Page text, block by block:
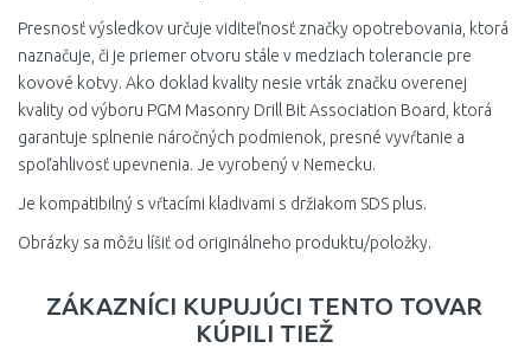
Presnosť výsledkov určuje viditeľnosť značky opotrebovania, ktorá
naznačuje, či je priemer otvoru stále v medziach tolerancie pre
kovové kotvy. Ako doklad kvality nesie vrták značku overenej
kvality od výboru PGM Masonry Drill Bit Association Board, ktorá
garantuje splnenie náročných podmienok, presné vyvŕtanie a
spoľahlivosť upevnenia. Je vyrobený v Nemecku.
Je kompatibilný s vŕtacími kladivami s držiakom SDS plus.
Obrázky sa môžu líšiť od originálneho produktu/položky.
ZÁKAZNÍCI KUPUJÚCI TENTO TOVAR
KÚPILI TIEŽ